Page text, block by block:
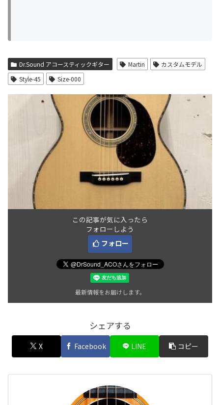
Dr.Sound アコースティックギター Martin
カスタムモデル
Style-45
Size-000
この記事が気に入ったら
フォローしよう
フォロー
最新情報をお届けします。
シェアする
X Facebook LINE コピー